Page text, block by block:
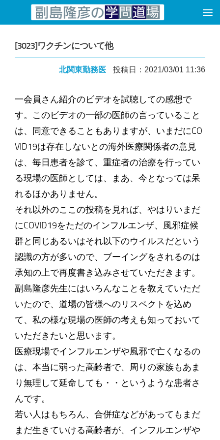
コンテンツへスキップ
[3023]ワクチンについて他
北関東勤務医 投稿日：2021/03/01 11:36
一会員さん紹介のビデオを試聴しての感想で
す。このビデオの一部の医師の言っていること
は、同意できることもありますが、いまだにCO
VID19は存在しないとの海外医療関係者の意見
は、毎日患者を診て、重症者の治療を行ってい
る現場の医師としては、まあ、今となっては呆
れるほかありません。
それ以外のここの投稿を見れば、やはりいまだ
にCOVID19をただのインフルエンザ、風邪症候
群と同じあるいはそれ以下のウイルスだという
認識の方が多いので、ブーイングをされるのは
承知の上で再度書き込みさせていただきます。
副島隆彦先生にはいろんなことを教えていただ
いたので、道場の皆様へのリスペクトを込め
て、私の様な現場の医師の考えも知っておいて
いただきたいと思います。
医療現場でインフルエンザや風邪で亡くなるの
は、本当に弱った高齢者で、周りの家族もあま
り無理して延命しても・・というような患者さ
んです。
若い人はもちろん、合併症などがあってもまだ
まだ生きていける高齢者が、インフルエンザや